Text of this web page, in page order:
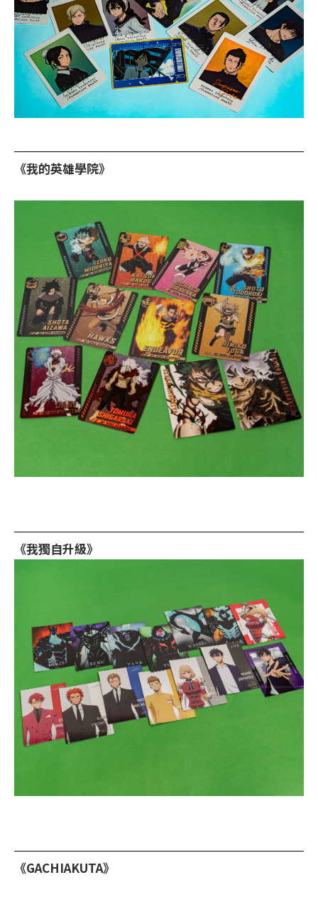
《我的英雄學院》
《我獨自升級》
《GACHIAKUTA》